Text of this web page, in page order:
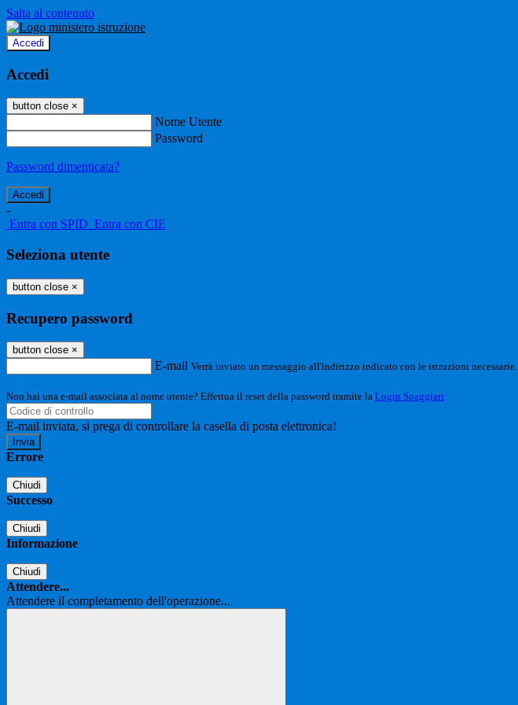
Salta al contenuto
Accedi
Accedi
button close ×
Nome Utente
Password
Password dimenticata?
-
Entra con SPID Entra con CIE
Seleziona utente
button close ×
Recupero password
button close ×
E-mail Verrà inviato un messaggio all'indirizzo indicato con le istruzioni necessarie.
Non hai una e-mail associata al nome utente? Effettua il reset della password tramite la Login Spaggiari
E-mail inviata, si prega di controllare la casella di posta elettronica!
Errore
Chiudi
Successo
Chiudi
Informazione
Chiudi
Attendere...
Attendere il completamento dell'operazione...